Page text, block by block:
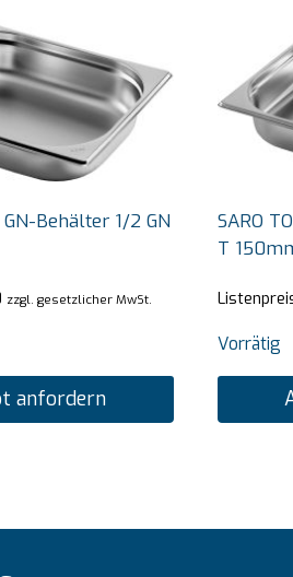
GN-Behälter 1/2 GN
zzgl. gesetzlicher MwSt.
anfordern
SARO
T
Vorrätig